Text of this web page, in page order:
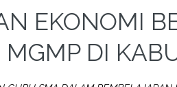
EKONOMI
DI